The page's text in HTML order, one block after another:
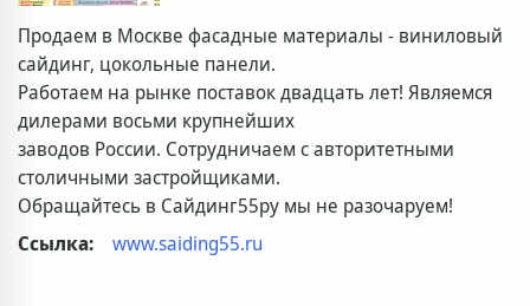
Продаем в Москве фасадные материалы - виниловый
сайдинг, цокольные панели.
Работаем на рынке поставок двадцать лет! Являемся
дилерами восьми крупнейших
заводов России. Сотрудничаем с авторитетными
столичными застройщиками.
Обращайтесь в Сайдинг55ру мы не разочаруем!
Ссылка:
www.saiding55.ru